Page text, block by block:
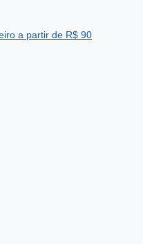
a partir de R$ 90